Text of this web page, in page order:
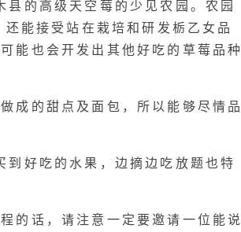
的高级天空莓的少见农园。农园
能接受站在栽培和研发栃乙女品
能也会开发出其他好吃的草莓品种
成的甜点及面包，所以能够尽情品
到好吃的水果，边摘边吃放题也特
的话，请注意一定要邀请一位能说